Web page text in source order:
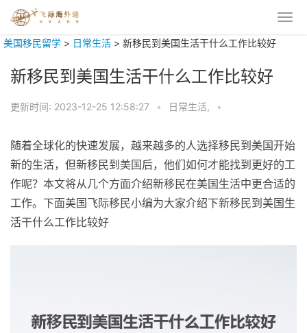
美国移民留学 > 日常生活 > 新移民到美国生活干什么工作比较好
新移民到美国生活干什么工作比较好
更新时间: 2023-12-25 12:58:27 • 日常生活, •
随着全球化的快速发展，越来越多的人选择移民到美国开始
新的生活，但新移民到美国后，他们如何才能找到更好的工
作呢？本文将从几个方面介绍新移民在美国生活中更合适的
工作。下面美国飞际移民小编为大家介绍下新移民到美国生
活干什么工作比较好